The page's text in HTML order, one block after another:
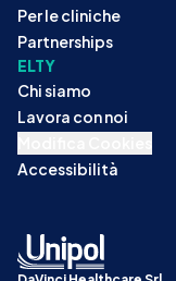
Per le cliniche
Partnerships
ELTY
Chi siamo
Lavora con noi
Accessibilità